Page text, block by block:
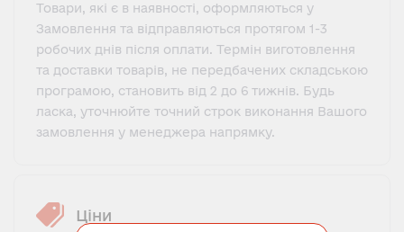
Товари, які є в наявності, оформляються у
Замовлення та відправляються протягом 1-3
робочих днів після оплати. Термін виготовлення
та доставки товарів, не передбачених складською
програмою, становить від 2 до 6 тижнів. Будь
ласка, уточнюйте точний строк виконання Вашого
замовлення у менеджера напрямку.
Ціни